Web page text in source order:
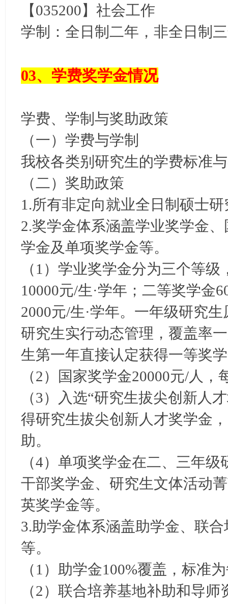
【035200】社会工作
学制：全日制二年，非全日制
03、学费奖学金情况
学费、学制与奖助政策
（一）学费与学制
我校各类别研究生的学费标准
（二）奖助政策
1.所有非定向就业全日制硕士
2.奖学金体系涵盖学业奖学金
学金及单项奖学金等。
（1）学业奖学金分为三个等
10000元/生·学年；二等奖学金
2000元/生·学年。一年级研究
研究生实行动态管理，覆盖率
生第一年直接认定获得一等奖
（2）国家奖学金20000元/人
（3）入选“研究生拔尖创新人
得研究生拔尖创新人才奖学金
助。
（4）单项奖学金在二、三年
干部奖学金、研究生文体活动
英奖学金等。
3.助学金体系涵盖助学金、联
等。
（1）助学金100%覆盖，标准
（2）联合培养基地补助和导